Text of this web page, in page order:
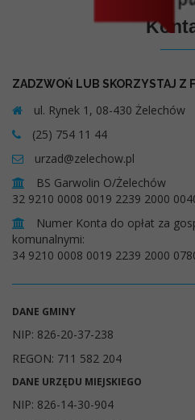
ZADZWOŃ LUB SKORZYSTAJ Z
ul. Rynek 1, 08-430 Żelechów
(25) 754 11 44
urzad@zelechow.pl
BS Garwolin O/Żelechów
32 9210 0008 0019 2239 2000
Numer Konta do opłat za
komunalnymi:
34 9210 0008 0019 2239 2000
DANE GMINY
NIP: 826-20-37-238
REGON: 711 582 204
DANE URZĘDU MIEJSKIEGO
NIP: 826-14-30-904